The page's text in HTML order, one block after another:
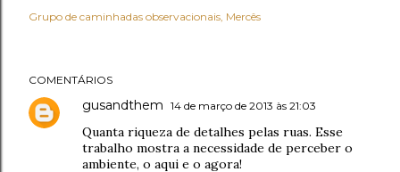
Grupo de caminhadas observacionais Mercês
COMENTÁRIOS
gusandthem 14 de março de 2013 às 21:03
Quanta riqueza de detalhes pelas ruas. Esse
trabalho mostra a necessidade de perceber o
ambiente, o aqui e o agora!